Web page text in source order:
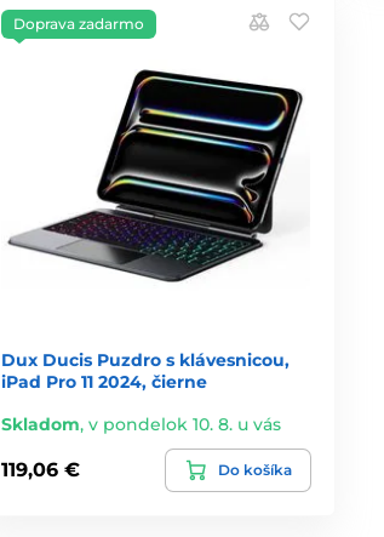
Doprava zadarmo
Dux Ducis Puzdro s klávesnicou,
iPad Pro 11 2024, čierne
Skladom, v pondelok 10. 8. u vás
119,06 € Do košíka